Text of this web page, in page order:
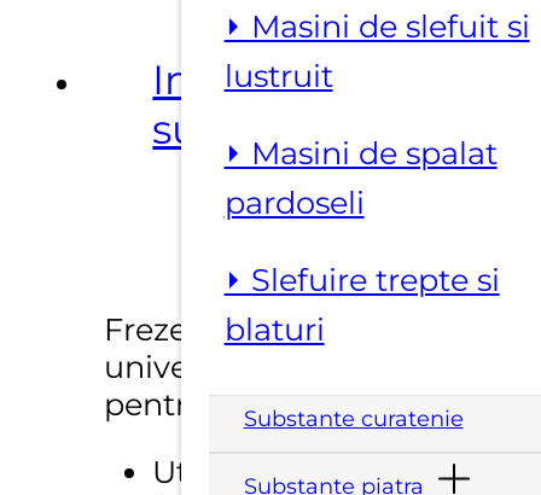
⏵ Masini de slefuit si
lustruit
⏵ Masini de spalat
pardoseli
⏵ Slefuire trepte si
blaturi
Substante curatenie
Substante piatra
SAIT-
Informatii
suplimentare
Freze diamantate
universale brazate
pentru gaurire
Utilizare la uscat cu